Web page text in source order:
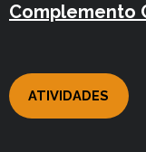
Complemento
ATIVIDADES